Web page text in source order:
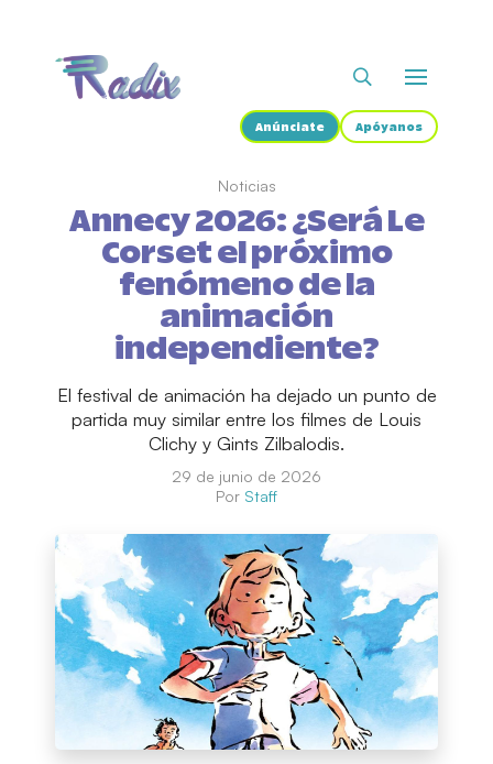
Anúnciate Apóyanos
Noticias
Annecy 2026: ¿Será Le
Corset el próximo
fenómeno de la
animación
independiente?
El festival de animación ha dejado un punto de
partida muy similar entre los filmes de Louis
Clichy y Gints Zilbalodis.
29 de junio de 2026
Por Staff